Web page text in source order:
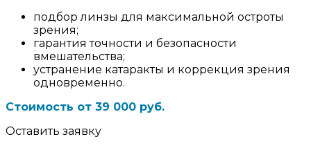
подбор линзы для максимальной остроты
зрения;
гарантия точности и безопасности
вмешательства;
устранение катаракты и коррекция зрения
одновременно.
Стоимость от 39 000 руб.
Оставить заявку